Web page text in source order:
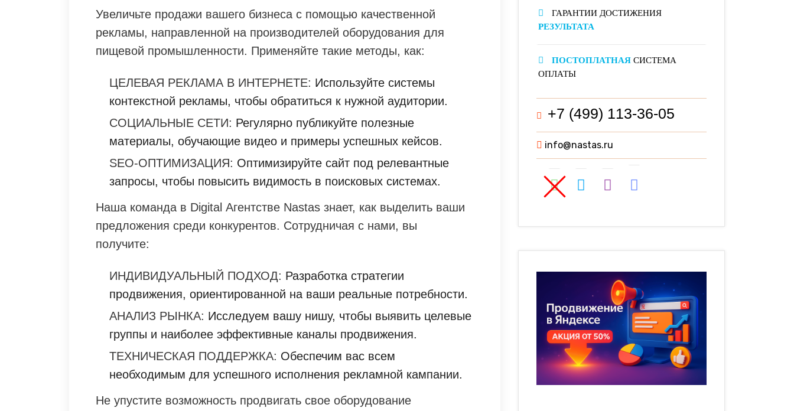
Увеличьте продажи вашего бизнеса с помощью качественной
рекламы, направленной на производителей оборудования для
пищевой промышленности. Применяйте такие методы, как:
ЦЕЛЕВАЯ РЕКЛАМА В ИНТЕРНЕТЕ: Используйте системы
контекстной рекламы, чтобы обратиться к нужной аудитории.
СОЦИАЛЬНЫЕ СЕТИ: Регулярно публикуйте полезные
материалы, обучающие видео и примеры успешных кейсов.
SEO-ОПТИМИЗАЦИЯ: Оптимизируйте сайт под релевантные
запросы, чтобы повысить видимость в поисковых системах.
Наша команда в Digital Агентстве Nastas знает, как выделить ваши
предложения среди конкурентов. Сотрудничая с нами, вы
получите:
ИНДИВИДУАЛЬНЫЙ ПОДХОД: Разработка стратегии
продвижения, ориентированной на ваши реальные потребности.
АНАЛИЗ РЫНКА: Исследуем вашу нишу, чтобы выявить целевые
группы и наиболее эффективные каналы продвижения.
ТЕХНИЧЕСКАЯ ПОДДЕРЖКА: Обеспечим вас всем
необходимым для успешного исполнения рекламной кампании.
Не упустите возможность продвигать свое оборудование
ГАРАНТИИ ДОСТИЖЕНИЯ
РЕЗУЛЬТАТА
ПОСТОПЛАТНАЯ СИСТЕМА
ОПЛАТЫ
+7 (499) 113-36-05
info@nastas.ru